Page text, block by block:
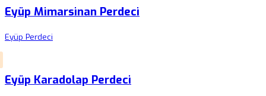
Eyüp Mimarsinan Perdeci
Eyüp Perdeci
Eyüp Karadolap Perdeci